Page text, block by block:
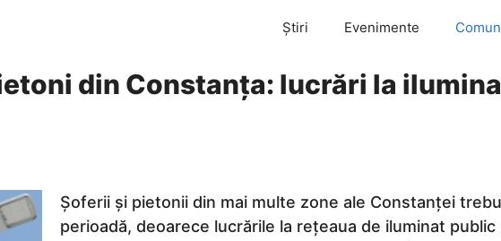
Știri Evenimente
din Constanța: lucrări la
Șoferii și pietonii din mai multe zone ale Constanței
perioadă, deoarece lucrările la rețeaua de iluminat